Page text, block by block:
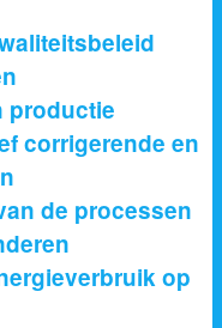
productie
corrigerende en
de processen
op